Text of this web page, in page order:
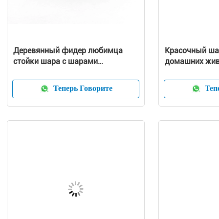
Деревянный фидер любимца
стойки шара с шарами
Теперь Говорите
Красочный
домашних
последним